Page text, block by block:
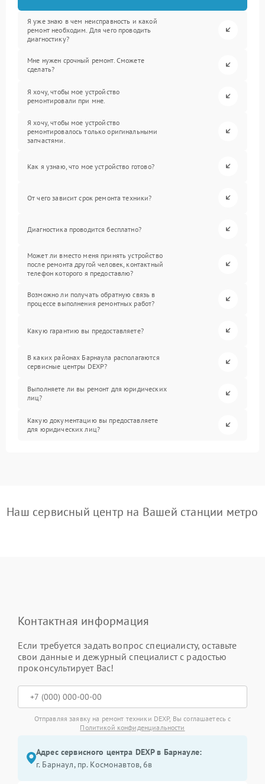
Я уже знаю в чем неисправность и какой
ремонт необходим. Для чего проводить
диагностику?
Мне нужен срочный ремонт. Сможете
сделать?
Я хочу, чтобы мое устройство
ремонтировали при мне.
Я хочу, чтобы мое устройство
ремонтировалось только оригинальными
запчастями.
Как я узнаю, что мое устройство готово?
От чего зависит срок ремонта техники?
Диагностика проводится бесплатно?
Может ли вместо меня принять устройство
после ремонта другой человек, контактный
телефон которого я предоставлю?
Возможно ли получать обратную связь в
процессе выполнения ремонтных работ?
Какую гарантию вы предоставляете?
В каких районах Барнаула располагаются
сервисные центры DEXP?
Выполняете ли вы ремонт для юридических
лиц?
Какую документацию вы предоставляете
для юридических лиц?
Наш сервисный центр на Вашей станции метро
Контактная информация
Если требуется задать вопрос специалисту, оставьте
свои данные и дежурный специалист с радостью
проконсультирует Вас!
Отправляя заявку на ремонт техники DEXP, Вы соглашаетесь с
Политикой конфиденциальности
Адрес сервисного центра DEXP в Барнауле:
г. Барнаул, ​пр. Космонавтов, 6в